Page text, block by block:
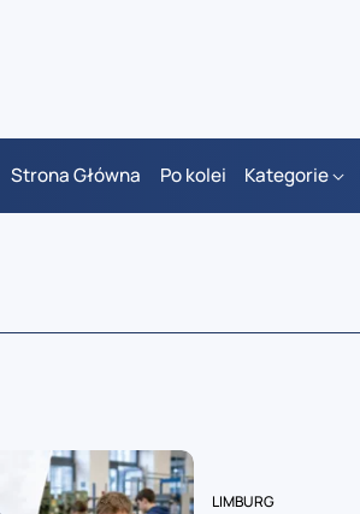
Strona Główna Po kolei Kategorie
LIMBURG